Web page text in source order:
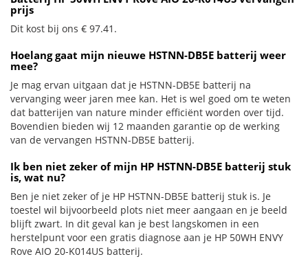
prijs
Dit kost bij ons € 97.41.
Hoelang gaat mijn nieuwe HSTNN-DB5E batterij weer
mee?
Je mag ervan uitgaan dat je HSTNN-DB5E batterij na
vervanging weer jaren mee kan. Het is wel goed om te weten
dat batterijen van nature minder efficiënt worden over tijd.
Bovendien bieden wij 12 maanden garantie op de werking
van de vervangen HSTNN-DB5E batterij.
Ik ben niet zeker of mijn HP HSTNN-DB5E batterij stuk
is, wat nu?
Ben je niet zeker of je HP HSTNN-DB5E batterij stuk is. Je
toestel wil bijvoorbeeld plots niet meer aangaan en je beeld
blijft zwart. In dit geval kan je best langskomen in een
herstelpunt voor een gratis diagnose aan je HP 50WH ENVY
Rove AIO 20-K014US batterij.